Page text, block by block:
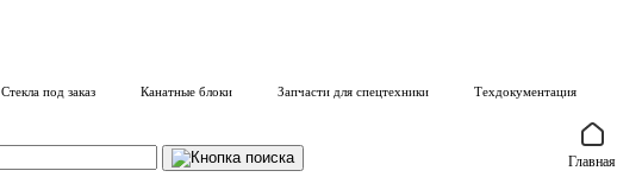
Стекла под заказ Канатные блоки Запчасти для спецтехники Техдокументация
Главная